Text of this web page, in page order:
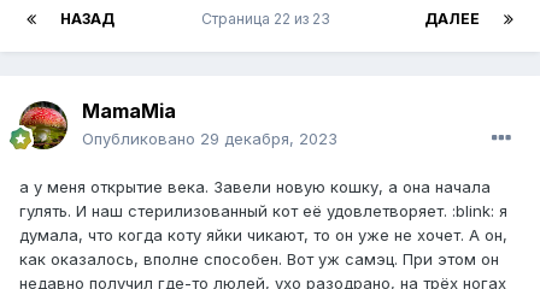
НАЗАД ДАЛЕЕ
Страница 22 из 23
MamaMia
Опубликовано 29 декабря, 2023
а у меня открытие века. Завели новую кошку, а она начала
гулять. И наш стерилизованный кот её удовлетворяет. :blink: я
думала, что когда коту яйки чикают, то он уже не хочет. А он,
как оказалось, вполне способен. Вот уж самэц. При этом он
недавно получил где-то люлей, ухо разодрано, на трёх ногах